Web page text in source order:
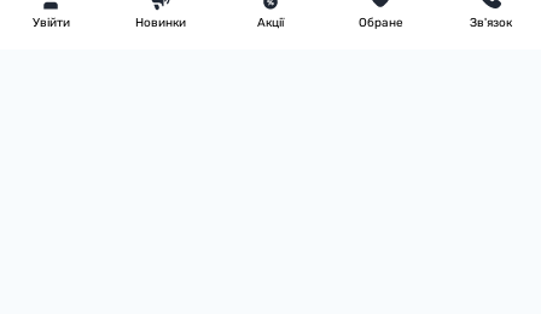
Увiйти Новинки Акції Обране Зв'язок
Канал на Youtube